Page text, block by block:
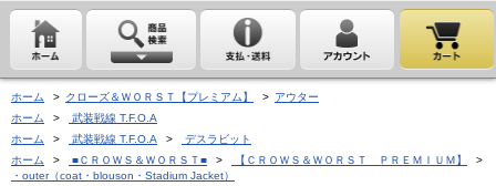
ホーム > クローズ＆ＷＯＲＳＴ【プレミアム】 > アウター
ホーム
>
武装戦線 T.F.O.A
ホーム
> 武装戦線 T.F.O.A >
デスラビット
ホーム
> ■ＣＲＯＷＳ＆ＷＯＲＳＴ■ > 【ＣＲＯＷＳ＆ＷＯＲＳＴ ＰＲＥＭＩＵＭ】
>
・outer（coat・blouson・Stadium Jacket）